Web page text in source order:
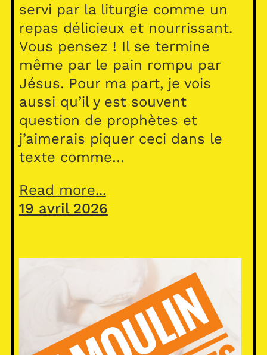
servi par la liturgie comme un
repas délicieux et nourrissant.
Vous pensez ! Il se termine
même par le pain rompu par
Jésus. Pour ma part, je vois
aussi qu’il y est souvent
question de prophètes et
j’aimerais piquer ceci dans le
texte comme…
Read more...
19 avril 2026